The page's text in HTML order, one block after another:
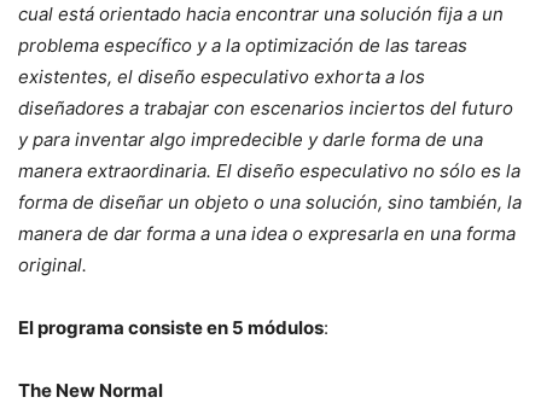
cual está orientado hacia encontrar una solución fija a un
problema específico y a la optimización de las tareas
existentes, el diseño especulativo exhorta a los
diseñadores a trabajar con escenarios inciertos del futuro
y para inventar algo impredecible y darle forma de una
manera extraordinaria. El diseño especulativo no sólo es la
forma de diseñar un objeto o una solución, sino también, la
manera de dar forma a una idea o expresarla en una forma
original.
El programa consiste en 5 módulos:
The New Normal